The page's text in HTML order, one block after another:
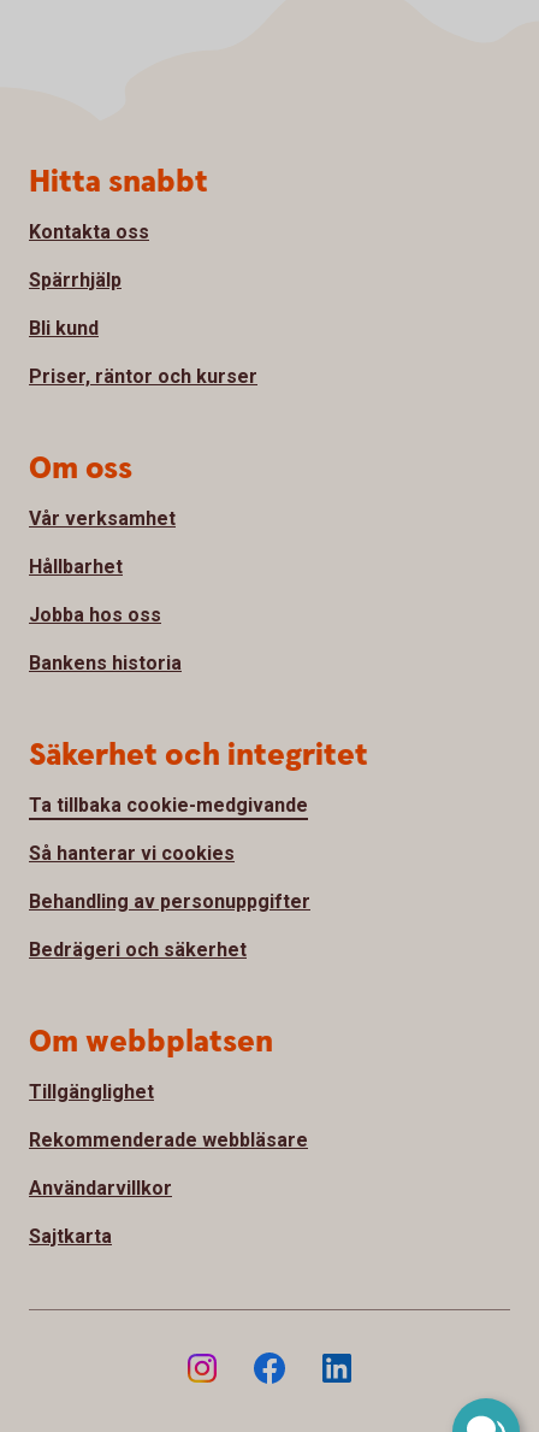
Sidfot
Hitta snabbt
Kontakta oss
Spärrhjälp
Bli kund
Priser, räntor och kurser
Om oss
Vår verksamhet
Hållbarhet
Jobba hos oss
Bankens historia
Säkerhet och integritet
Ta tillbaka cookie-medgivande
Så hanterar vi cookies
Behandling av personuppgifter
Bedrägeri och säkerhet
Om webbplatsen
Tillgänglighet
Rekommenderade webbläsare
Användarvillkor
Sajtkarta